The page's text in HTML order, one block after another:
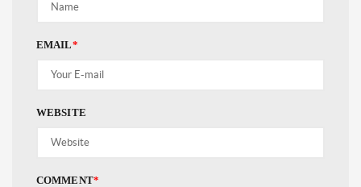
EMAIL*
WEBSITE
COMMENT*